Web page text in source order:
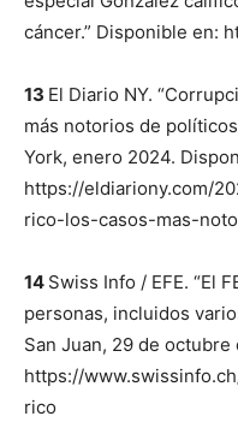
cáncer.” Disponible en:
13 El Diario NY.
más notorios de
York, enero 2024.
https://eldiariony.com/
rico-los-casos-mas-
14 Swiss Info / EFE. “El
personas, incluidos
San Juan, 29 de
https://
rico